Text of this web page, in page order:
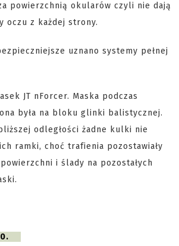
powierzchnią okularów czyli nie dają
oczu z każdej strony.
uznano systemy pełnej
JT nForcer. Maska podczas
była na bloku glinki balistycznej.
odległości żadne kulki nie
ramki, choć trafienia pozostawiały
i ślady na pozostałych